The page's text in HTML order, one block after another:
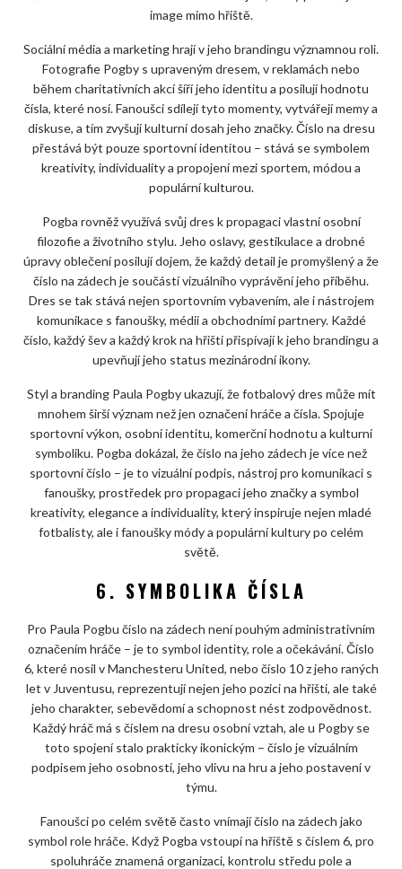
image mimo hřiště.
Sociální média a marketing hrají v jeho brandingu významnou roli.
Fotografie Pogby s upraveným dresem, v reklamách nebo
během charitativních akcí šíří jeho identitu a posilují hodnotu
čísla, které nosí. Fanoušci sdílejí tyto momenty, vytvářejí memy a
diskuse, a tím zvyšují kulturní dosah jeho značky. Číslo na dresu
přestává být pouze sportovní identitou – stává se symbolem
kreativity, individuality a propojení mezi sportem, módou a
populární kulturou.
Pogba rovněž využívá svůj dres k propagaci vlastní osobní
filozofie a životního stylu. Jeho oslavy, gestikulace a drobné
úpravy oblečení posilují dojem, že každý detail je promyšlený a že
číslo na zádech je součástí vizuálního vyprávění jeho příběhu.
Dres se tak stává nejen sportovním vybavením, ale i nástrojem
komunikace s fanoušky, médii a obchodními partnery. Každé
číslo, každý šev a každý krok na hřišti přispívají k jeho brandingu a
upevňují jeho status mezinárodní ikony.
Styl a branding Paula Pogby ukazují, že fotbalový dres může mít
mnohem širší význam než jen označení hráče a čísla. Spojuje
sportovní výkon, osobní identitu, komerční hodnotu a kulturní
symboliku. Pogba dokázal, že číslo na jeho zádech je více než
sportovní číslo – je to vizuální podpis, nástroj pro komunikaci s
fanoušky, prostředek pro propagaci jeho značky a symbol
kreativity, elegance a individuality, který inspiruje nejen mladé
fotbalisty, ale i fanoušky módy a populární kultury po celém
světě.
6. SYMBOLIKA ČÍSLA
Pro Paula Pogbu číslo na zádech není pouhým administrativním
označením hráče – je to symbol identity, role a očekávání. Číslo
6, které nosil v Manchesteru United, nebo číslo 10 z jeho raných
let v Juventusu, reprezentují nejen jeho pozici na hřišti, ale také
jeho charakter, sebevědomí a schopnost nést zodpovědnost.
Každý hráč má s číslem na dresu osobní vztah, ale u Pogby se
toto spojení stalo prakticky ikonickým – číslo je vizuálním
podpisem jeho osobnosti, jeho vlivu na hru a jeho postavení v
týmu.
Fanoušci po celém světě často vnímají číslo na zádech jako
symbol role hráče. Když Pogba vstoupí na hřiště s číslem 6, pro
spoluhráče znamená organizaci, kontrolu středu pole a